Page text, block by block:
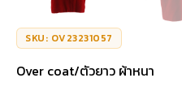
SKU: OV23231057
Over coat/ตัวยาว ผ้าหนา